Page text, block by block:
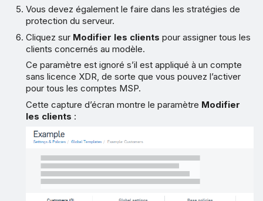
Vous devez également le faire dans les stratégies de
protection du serveur.
Cliquez sur Modifier les clients pour assigner tous les
clients concernés au modèle.
Ce paramètre est ignoré s’il est appliqué à un compte
sans licence XDR, de sorte que vous pouvez l’activer
pour tous les comptes MSP.
Cette capture d’écran montre le paramètre Modifier
les clients :